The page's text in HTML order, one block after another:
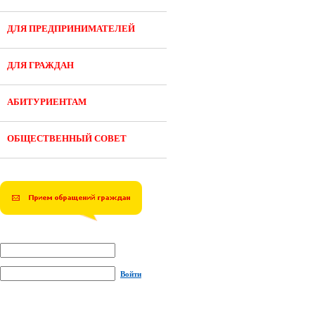
ДЛЯ ПРЕДПРИНИМАТЕЛЕЙ
ДЛЯ ГРАЖДАН
АБИТУРИЕНТАМ
ОБЩЕСТВЕННЫЙ СОВЕТ
Войти